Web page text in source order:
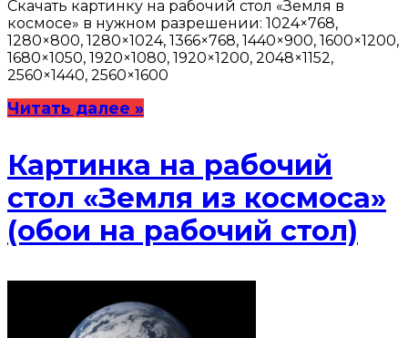
Скачать картинку на рабочий стол «Земля в
космосе» в нужном разрешении: 1024×768,
1280×800, 1280×1024, 1366×768, 1440×900, 1600×1200,
1680×1050, 1920×1080, 1920×1200, 2048×1152,
2560×1440, 2560×1600
Читать далее »
Картинка на рабочий
стол «Земля из космоса»
(обои на рабочий стол)